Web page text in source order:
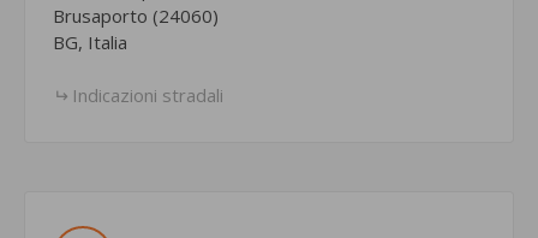
Brusaporto (24060)
BG, Italia
Indicazioni stradali